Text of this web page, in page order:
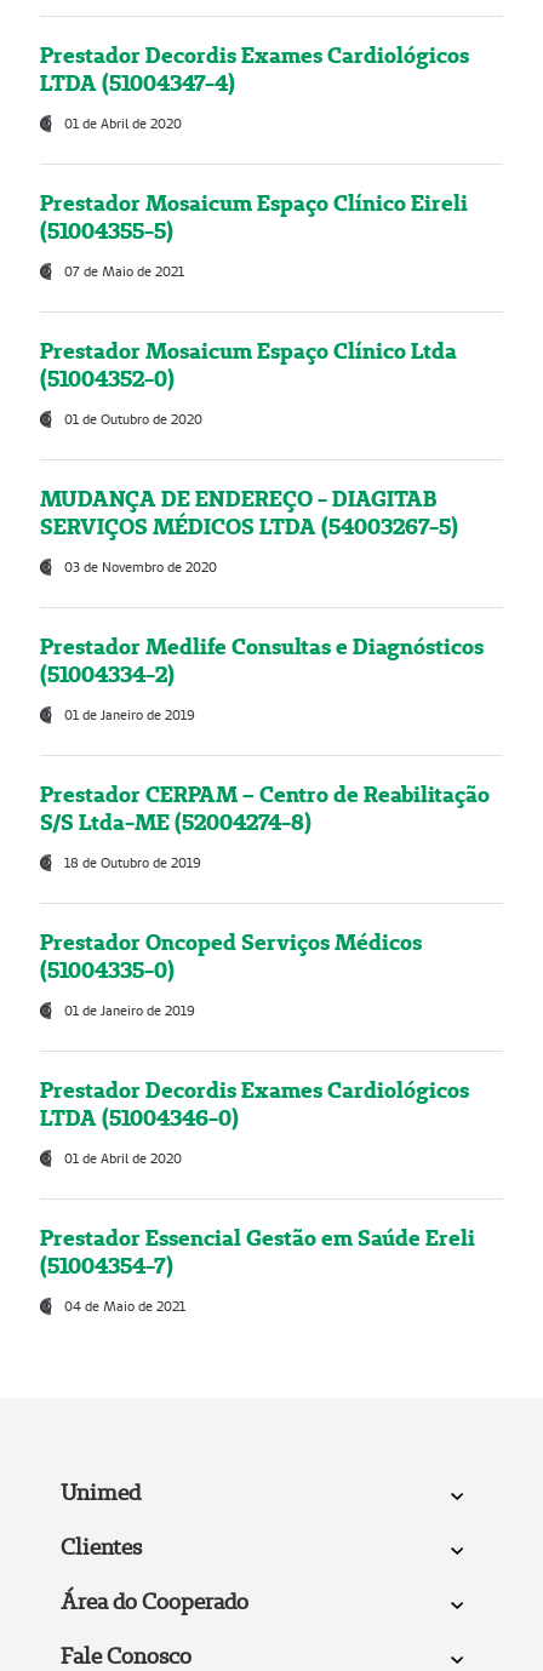
Prestador Decordis Exames Cardiológicos
LTDA (51004347-4)
01 de Abril de 2020
Prestador Mosaicum Espaço Clínico Eireli
(51004355-5)
07 de Maio de 2021
Prestador Mosaicum Espaço Clínico Ltda
(51004352-0)
01 de Outubro de 2020
MUDANÇA DE ENDEREÇO - DIAGITAB
SERVIÇOS MÉDICOS LTDA (54003267-5)
03 de Novembro de 2020
Prestador Medlife Consultas e Diagnósticos
(51004334-2)
01 de Janeiro de 2019
Prestador CERPAM – Centro de Reabilitação
S/S Ltda-ME (52004274-8)
18 de Outubro de 2019
Prestador Oncoped Serviços Médicos
(51004335-0)
01 de Janeiro de 2019
Prestador Decordis Exames Cardiológicos
LTDA (51004346-0)
01 de Abril de 2020
Prestador Essencial Gestão em Saúde Ereli
(51004354-7)
04 de Maio de 2021
Unimed
Clientes
Área do Cooperado
Fale Conosco